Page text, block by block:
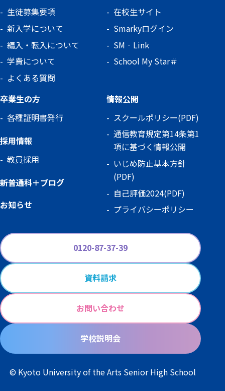
生徒募集要項
新入学について
編入・転入について
学費について
よくある質問
在校生サイト
Smarkyログイン
SM‐Link
School My Star＃
卒業生の方
各種証明書発行
採用情報
教員採用
新普通科＋ブログ
お知らせ
情報公開
スクールポリシー(PDF)
通信教育規定第14条第1
項に基づく情報公開
いじめ防止基本方針
(PDF)
自己評価2024(PDF)
プライバシーポリシー
0120-87-37-39
資料請求
お問い合わせ
学校説明会
© Kyoto University of the Arts Senior High School